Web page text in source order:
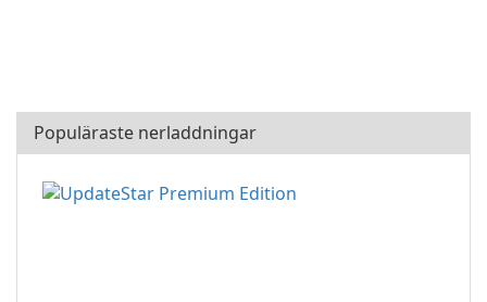
Populäraste nerladdningar